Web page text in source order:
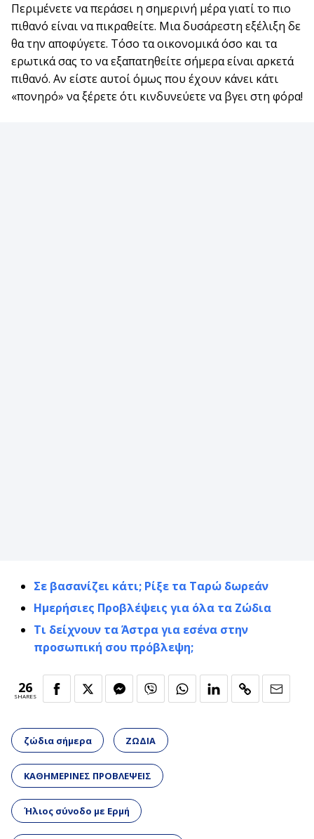
Περιμένετε να περάσει η σημερινή μέρα γιατί το πιο
πιθανό είναι να πικραθείτε. Μια δυσάρεστη εξέλιξη δε
θα την αποφύγετε. Τόσο τα οικονομικά όσο και τα
ερωτικά σας το να εξαπατηθείτε σήμερα είναι αρκετά
πιθανό. Αν είστε αυτοί όμως που έχουν κάνει κάτι
«πονηρό» να ξέρετε ότι κινδυνεύετε να βγει στη φόρα!
Σε βασανίζει κάτι; Ρίξε τα Ταρώ δωρεάν
Ημερήσιες Προβλέψεις για όλα τα Ζώδια
Τι δείχνουν τα Άστρα για εσένα στην
προσωπική σου πρόβλεψη;
26
SHARES
ζώδια σήμερα ΖΩΔΙΑ
ΚΑΘΗΜΕΡΙΝΕΣ ΠΡΟΒΛΕΨΕΙΣ
Ήλιος σύνοδο με Ερμή